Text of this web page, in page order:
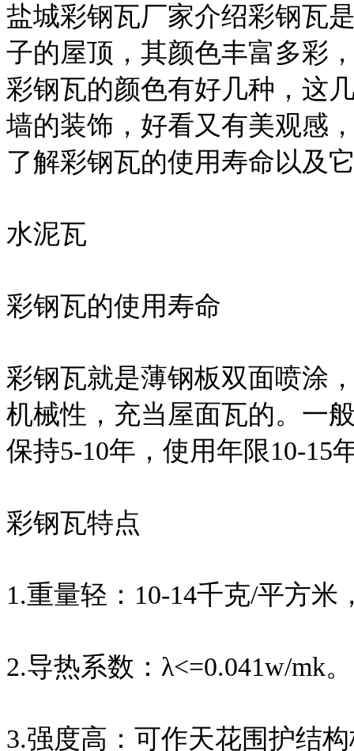
盐城彩钢瓦厂家介绍彩钢瓦
子的屋顶，其颜色丰富多彩
彩钢瓦的颜色有好几种，这
墙的装饰，好看又有美观感
了解彩钢瓦的使用寿命以及
水泥瓦
彩钢瓦的使用寿命
彩钢瓦就是薄钢板双面喷涂
机械性，充当屋面瓦的。一
保持5-10年，使用年限10-15
彩钢瓦特点
1.重量轻：10-14千克/平方米
2.导热系数：λ<=0.041w/mk。
3.强度高：可作天花围护结